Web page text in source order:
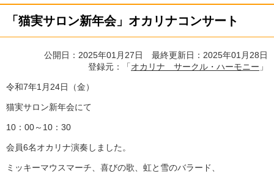
「猫実サロン新年会」オカリナコンサート
公開日：2025年01月27日 最終更新日：2025年01月28日
登録元：「オカリナ サークル・ハーモニー 」
令和7年1月24日（金）
猫実サロン新年会にて
10：00～10：30
会員6名オカリナ演奏しました。
ミッキーマウスマーチ、喜びの歌、虹と雪のバラード、